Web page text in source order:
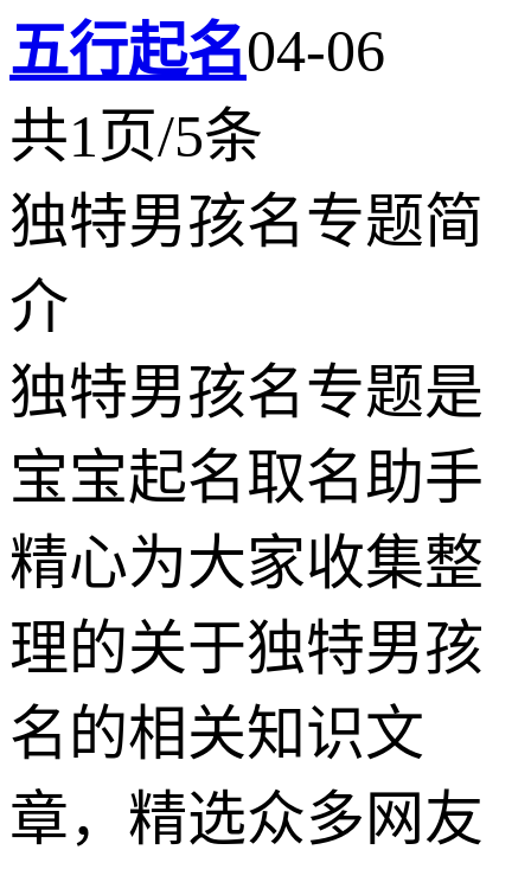
五行起名04-06
共1页/5条
独特男孩名专题简
介
独特男孩名专题是
宝宝起名取名助手
精心为大家收集整
理的关于独特男孩
名的相关知识文
章，精选众多网友